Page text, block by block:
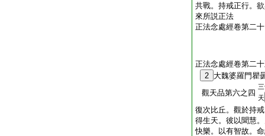
共戰。持戒正行。
來所説正法
正法念處經卷第二
正法念處經卷第二
2 大魏婆羅門瞿
觀天品第六之四
天
復次比丘。觀於持
得生天。彼以聞慧
快樂。以有智故。